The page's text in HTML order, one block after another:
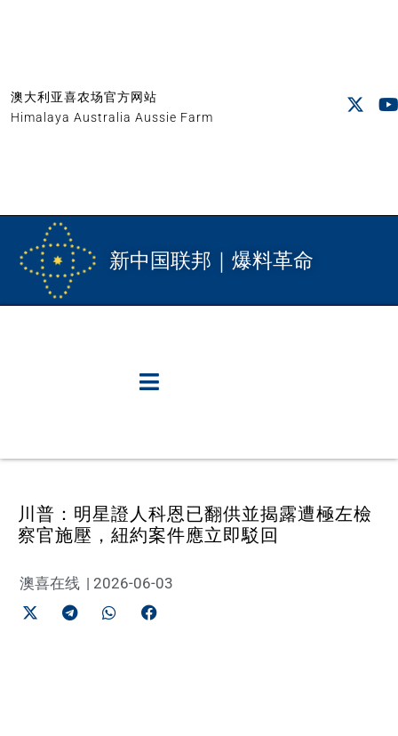
澳大利亚喜农场官方网站
Himalaya Australia Aussie Farm
新中国联邦｜爆料革命
川普：明星證人科恩已翻供並揭露遭極左檢
察官施壓，紐約案件應立即駁回
澳喜在线 | 2026-06-03